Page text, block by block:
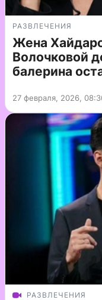
РАЗВЛЕЧЕНИЯ
Жена
Волочковой
балерина
27 февраля, 2026,
РАЗВЛЕЧЕНИЯ